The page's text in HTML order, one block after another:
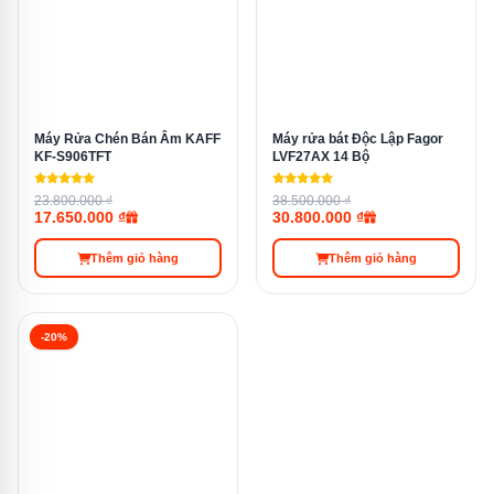
Máy Rửa Chén Bán Âm KAFF
KF-S906TFT
23.800.000 ₫
17.650.000 ₫
Thêm giỏ hàng
Máy rửa bát Độc Lập Fagor
LVF27AX 14 Bộ
38.500.000 ₫
30.800.000 ₫
Thêm giỏ hàng
-20%